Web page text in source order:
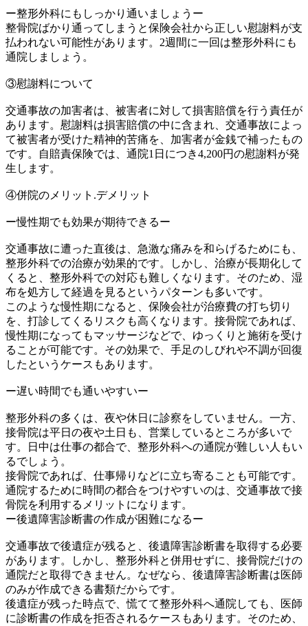
ー整形外科にもしっかり通いましょうー
整骨院ばかり通ってしまうと保険会社から正しい慰謝料が支
払われない可能性があります。2週間に一回は整形外科にも
通院しましょう。
③慰謝料について
交通事故の加害者は、被害者に対して損害賠償を行う責任が
あります。慰謝料は損害賠償の中に含まれ、交通事故によっ
て被害者が受けた精神的苦痛を、加害者が金銭で補ったもの
です。自賠責保険では、通院1日につき4,200円の慰謝料が発
生します。
④併院のメリット.デメリット
ー慢性期でも効果が期待できるー
交通事故に遭った直後は、急激な痛みを和らげるためにも、
整形外科での治療が効果的です。しかし、治療が長期化して
くると、整形外科での対応も難しくなります。そのため、湿
布を処方して経過を見るというパターンも多いです。
このような慢性期になると、保険会社が治療費の打ち切り
を、打診してくるリスクも高くなります。接骨院であれば、
慢性期になってもマッサージなどで、ゆっくりと施術を受け
ることが可能です。その効果で、手足のしびれや不調が回復
したというケースもあります。
ー遅い時間でも通いやすいー
整形外科の多くは、夜や休日に診察をしていません。一方、
接骨院は平日の夜や土日も、営業しているところが多いで
す。日中は仕事の都合で、整形外科への通院が難しい人もい
るでしょう。
接骨院であれば、仕事帰りなどに立ち寄ることも可能です。
通院するために時間の都合をつけやすいのは、交通事故で接
骨院を利用するメリットになります。
ー後遺障害診断書の作成が困難になるー
交通事故で後遺症が残ると、後遺障害診断書を取得する必要
があります。しかし、整形外科と併用せずに、接骨院だけの
通院だと取得できません。なぜなら、後遺障害診断書は医師
のみが作成できる書類だからです。
後遺症が残った時点で、慌てて整形外科へ通院しても、医師
に診断書の作成を拒否されるケースもあります。そのため、